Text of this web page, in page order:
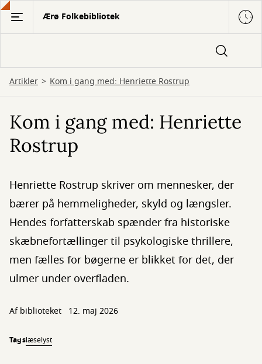
Gå
hovedindhold
Ærø Folkebibliotek
Artikler Kom i gang med: Henriette Rostrup
Kom i gang med: Henriette
Rostrup
Henriette Rostrup skriver om mennesker, der
bærer på hemmeligheder, skyld og længsler.
Hendes forfatterskab spænder fra historiske
skæbnefortællinger til psykologiske thrillere,
men fælles for bøgerne er blikket for det, der
ulmer under overfladen.
Af biblioteket 12. maj 2026
Tagslæselyst